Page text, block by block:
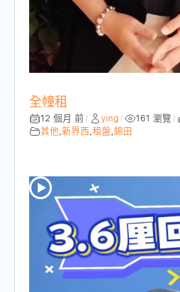
全幢租
12 個月 前 / ying / 161 瀏覽 /
其他 新界西 租盤 錦田